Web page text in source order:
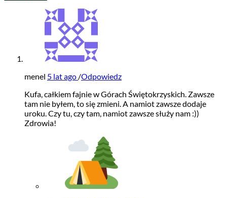
menel 5 lat ago /Odpowiedz
Kufa, całkiem fajnie w Górach Świętokrzyskich. Zawsze
tam nie byłem, to się zmieni. A namiot zawsze dodaje
uroku. Czy tu, czy tam, namiot zawsze służy nam :))
Zdrowia!